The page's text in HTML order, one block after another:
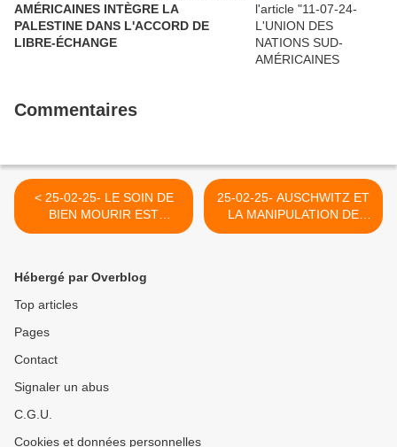
AMÉRICAINES INTÈGRE LA
PALESTINE DANS L'ACCORD DE
LIBRE-ÉCHANGE
Commentaires
< 25-02-25- LE SOIN DE
BIEN MOURIR EST
INDISSOCIABLE DU SOIN
25-02-25- AUSCHWITZ ET
LA MANIPULATION DE
L'HISTOIRE >
Hébergé par Overblog
Top articles
Pages
Contact
Signaler un abus
C.G.U.
Cookies et données personnelles